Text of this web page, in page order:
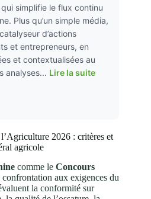
simplifie le flux continu
Plus qu’un simple média,
d’actions
et entrepreneurs, en
et contextualisées au
analyses... Lire la suite
2026 : critères et
agricole
comme le Concours
aux exigences du
la conformité sur